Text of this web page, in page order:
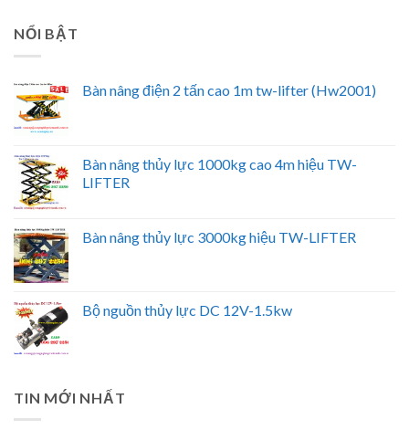
NỔI BẬT
Bàn nâng điện 2 tấn cao 1m tw-lifter (Hw2001)
Bàn nâng thủy lực 1000kg cao 4m hiệu TW-
LIFTER
Bàn nâng thủy lực 3000kg hiệu TW-LIFTER
Bộ nguồn thủy lực DC 12V-1.5kw
TIN MỚI NHẤT